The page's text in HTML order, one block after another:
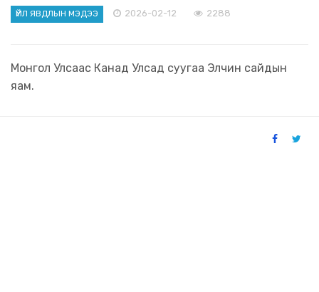
ҮЙЛ ЯВДЛЫН МЭДЭЭ 2026-02-12 2288
Монгол Улсаас Канад Улсад суугаа Элчин сайдын
яам.